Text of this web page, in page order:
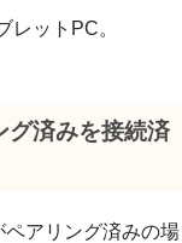
レットPC。
済みを接続済
アリング済みの場